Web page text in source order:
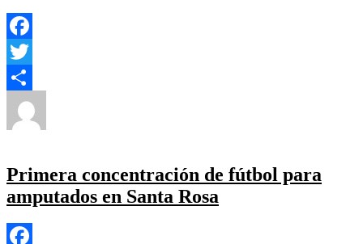
Facebook
Twitter
Compartir
una
importante
crecida
Primera concentración de fútbol para
amputados en Santa Rosa